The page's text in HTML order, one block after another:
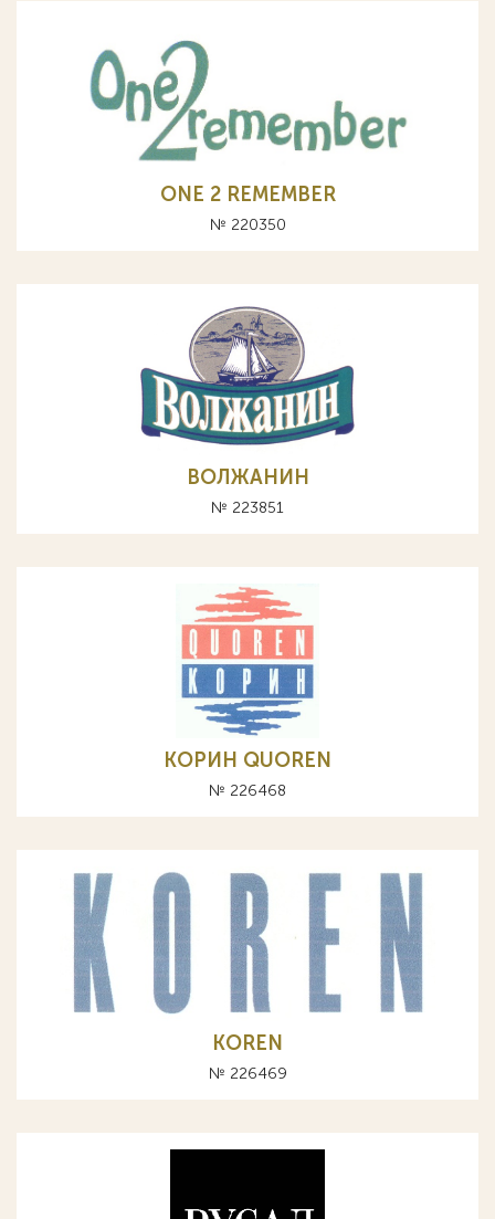
ONE 2 REMEMBER
№ 220350
ВОЛЖАНИН
№ 223851
КОРИН QUOREN
№ 226468
KOREN
№ 226469